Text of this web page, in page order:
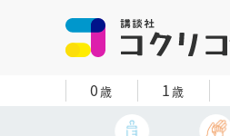
0歳 1歳